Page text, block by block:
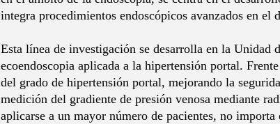
integra procedimientos endoscópicos avanzados en el
Esta línea de investigación se desarrolla en la
ecoendoscopia aplicada a la hipertensión portal.
del grado de hipertensión portal, mejorando la
medición del gradiente de presión venosa mediante
aplicarse a un mayor número de pacientes, no